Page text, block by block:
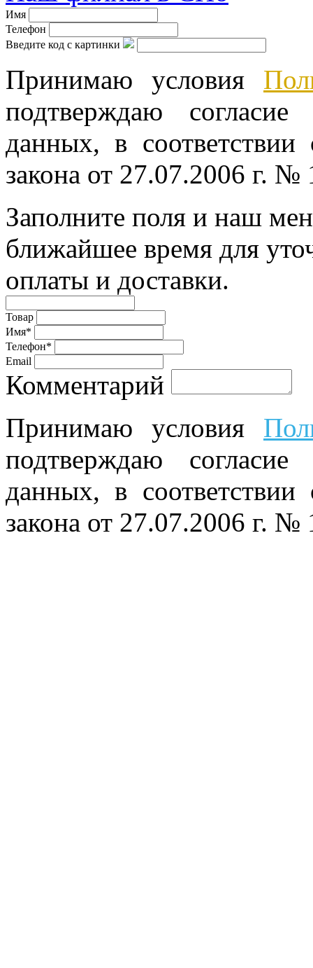
Имя
Телефон
Введите код с картинки
Принимаю условия
подтверждаю
данных, в
закона от 27.07.2006 г.
Заполните поля и наш
ближайшее время для
оплаты и доставки.
Товар
Имя*
Телефон*
Email
Комментарий
Принимаю условия
подтверждаю
данных, в
закона от 27.07.2006 г.